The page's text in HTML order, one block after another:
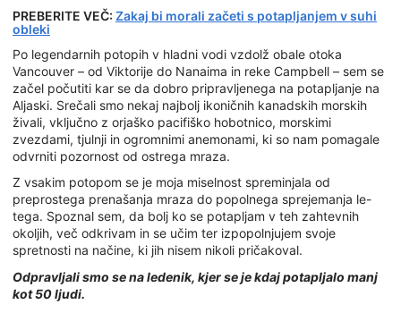
PREBERITE VEČ: Zakaj bi morali začeti s potapljanjem v suhi
obleki
Po legendarnih potopih v hladni vodi vzdolž obale otoka
Vancouver – od Viktorije do Nanaima in reke Campbell – sem se
začel počutiti kar se da dobro pripravljenega na potapljanje na
Aljaski. Srečali smo nekaj najbolj ikoničnih kanadskih morskih
živali, vključno z orjaško pacifiško hobotnico, morskimi
zvezdami, tjulnji in ogromnimi anemonami, ki so nam pomagale
odvrniti pozornost od ostrega mraza.
Z vsakim potopom se je moja miselnost spreminjala od
preprostega prenašanja mraza do popolnega sprejemanja le-
tega. Spoznal sem, da bolj ko se potapljam v teh zahtevnih
okoljih, več odkrivam in se učim ter izpopolnjujem svoje
spretnosti na načine, ki jih nisem nikoli pričakoval.
Odpravljali smo se na ledenik, kjer se je kdaj potapljalo manj
kot 50 ljudi.